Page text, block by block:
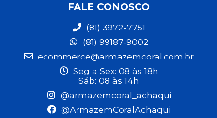
FALE CONOSCO
(81) 3972-7751
(81) 99187-9002
ecommerce@armazemcoral.com.br
Seg a Sex: 08 às 18h
Sáb: 08 às 14h
@armazemcoral_achaqui
@ArmazemCoralAchaqui